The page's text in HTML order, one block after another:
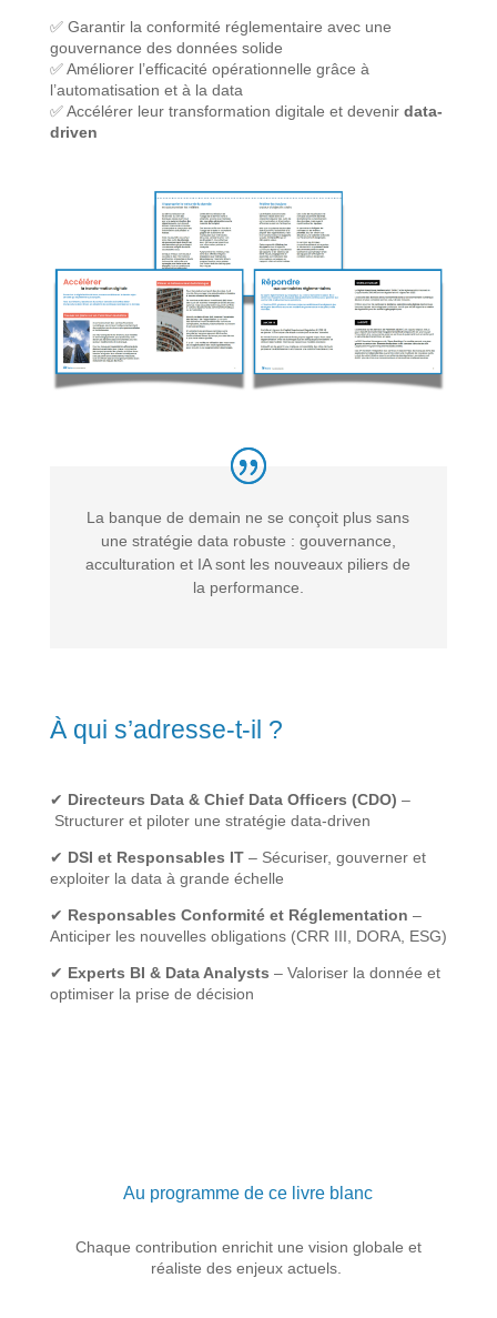
✅ Garantir la conformité réglementaire avec une
gouvernance des données solide
✅ Améliorer l’efficacité opérationnelle grâce à
l’automatisation et à la data
✅ Accélérer leur transformation digitale et devenir data-
driven
La banque de demain ne se conçoit plus sans
une stratégie data robuste : gouvernance,
acculturation et IA sont les nouveaux piliers de
la performance.
À qui s’adresse-t-il ?
✔ Directeurs Data & Chief Data Officers (CDO) –
Structurer et piloter une stratégie data-driven
✔ DSI et Responsables IT– Sécuriser, gouverner et
exploiter la data à grande échelle
✔ Responsables Conformité et Réglementation –
Anticiper les nouvelles obligations (CRR III, DORA, ESG)
✔ Experts BI & Data Analysts – Valoriser la donnée et
optimiser la prise de décision
Au programme de ce livre blanc
Chaque contribution enrichit une vision globale et
réaliste des enjeux actuels.